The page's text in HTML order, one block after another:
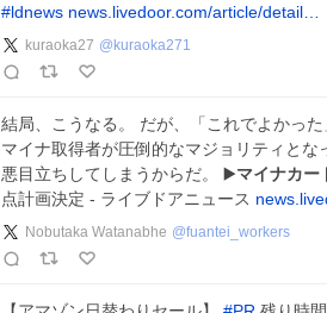
#ldnews news.livedoor.com/article/detail…
kuraoka27 @ kuraoka271
結局、こうなる。 だが、「これでよかっ
マイナ取得者が圧倒的なマジョリティと
悪目立ちしてしまうからだ。 ▶️マイナカー
点計画決定 - ライブドアニュース
Nobutaka Watanabhe @fuantei_workers